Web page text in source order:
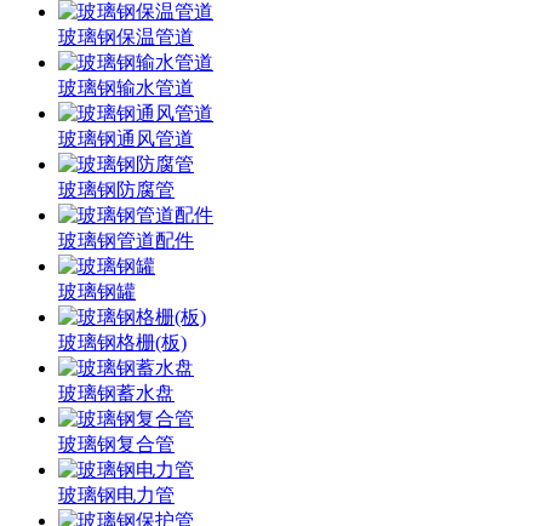
玻璃钢保温管道
玻璃钢输水管道
玻璃钢通风管道
玻璃钢防腐管
玻璃钢管道配件
玻璃钢罐
玻璃钢格栅(板)
玻璃钢蓄水盘
玻璃钢复合管
玻璃钢电力管